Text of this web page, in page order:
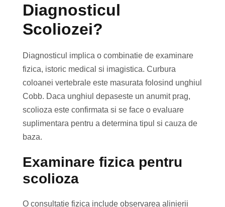
Diagnosticul
Scoliozei?
Diagnosticul implica o combinatie de examinare
fizica, istoric medical si imagistica. Curbura
coloanei vertebrale este masurata folosind unghiul
Cobb. Daca unghiul depaseste un anumit prag,
scolioza este confirmata si se face o evaluare
suplimentara pentru a determina tipul si cauza de
baza.
Examinare fizica pentru
scolioza
O consultatie fizica include observarea alinierii